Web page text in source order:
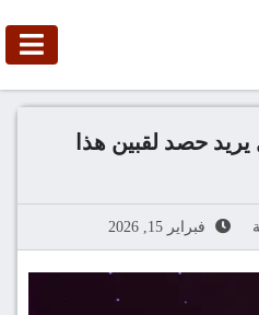
حصد لقبين هذا
فبراير 15, 2026